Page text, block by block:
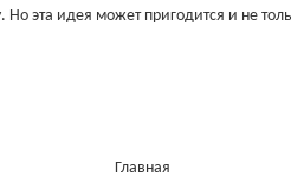
эта идея может пригодится и не
Главная